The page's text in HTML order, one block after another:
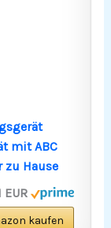
mit ABC
zu Hause
EUR
kaufen